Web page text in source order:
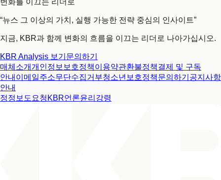
변화를 이끄는 리더로
“뉴스 그 이상의 가치, 실행 가능한 전략 중심의 인사이트”
지금, KBR과 함께 변화의 흐름을 이끄는 리더로 나아가십시오.
KBR Analysis 보기 문의하기
매체소개개인정보보호정책이용약관환불정책결제 및 구독
안내 이메일주소무단수집거부청소년보호정책문의하기 공지사항
안내
정정보도요청 KBR언론윤리강령